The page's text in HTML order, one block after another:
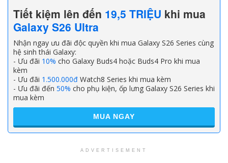
Tiết kiệm lên đến 19,5 TRIỆU khi mua
Galaxy S26 Ultra
Nhận ngay ưu đãi độc quyền khi mua Galaxy S26 Series cùng
hệ sinh thái Galaxy:
- Ưu đãi 10% cho Galaxy Buds4 hoặc Buds4 Pro khi mua
kèm
- Ưu đãi 1.500.000đ Watch8 Series khi mua kèm
- Ưu đãi đến 50% cho phụ kiện, ốp lưng Galaxy S26 Series khi
mua kèm
MUA NGAY
ADVERTISEMENT